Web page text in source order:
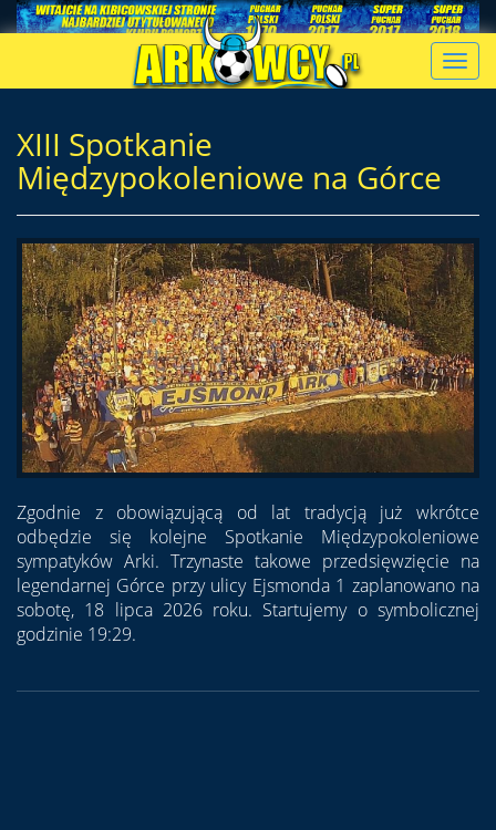
XIII Spotkanie
Międzypokoleniowe na Górce
Zgodnie z obowiązującą od lat tradycją już wkrótce
odbędzie się kolejne Spotkanie Międzypokoleniowe
sympatyków Arki. Trzynaste takowe przedsięwzięcie na
legendarnej Górce przy ulicy Ejsmonda 1 zaplanowano na
sobotę, 18 lipca 2026 roku. Startujemy o symbolicznej
godzinie 19:29.